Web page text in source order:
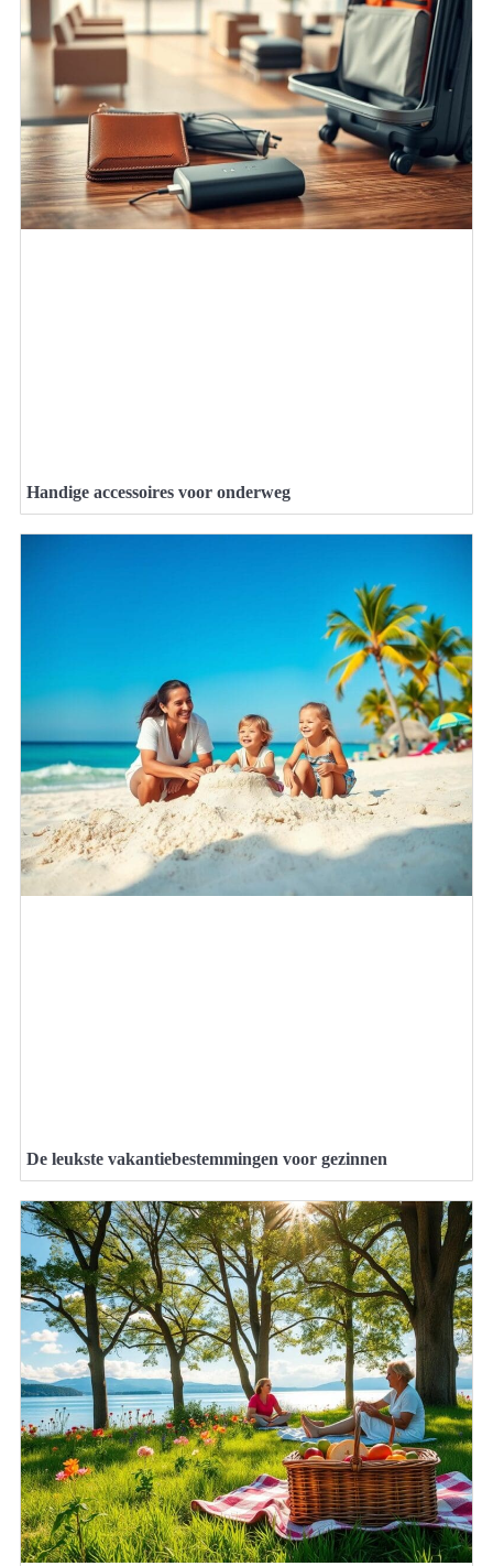
Handige accessoires voor onderweg
De leukste vakantiebestemmingen voor gezinnen